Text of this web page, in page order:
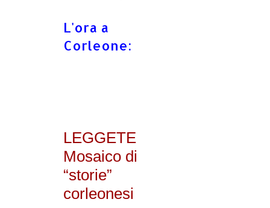
L'ora a
Corleone:
LEGGETE
Mosaico di
“storie”
corleonesi